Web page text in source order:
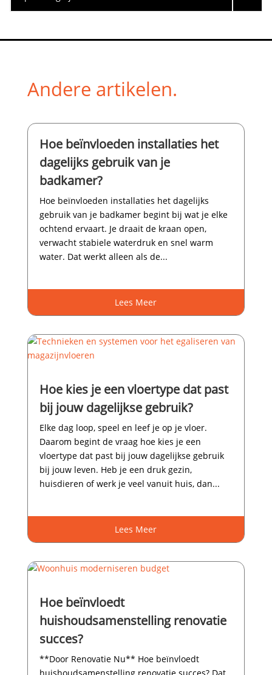
Andere artikelen.
Hoe beïnvloeden installaties het
dagelijks gebruik van je
badkamer?
Hoe beïnvloeden installaties het dagelijks
gebruik van je badkamer begint bij wat je elke
ochtend ervaart.​ Je draait de kraan open,
verwacht stabiele waterdruk en snel warm
water.​ Dat werkt alleen als de...
Lees Meer
Hoe kies je een vloertype dat past
bij jouw dagelijkse gebruik?
Elke dag loop, speel en leef je op je vloer.​
Daarom begint de vraag hoe kies je een
vloertype dat past bij jouw dagelijkse gebruik
bij jouw leven.​ Heb je een druk gezin,
huisdieren of werk je veel vanuit huis, dan...
Lees Meer
Hoe beïnvloedt
huishoudsamenstelling renovatie
succes?
**Door Renovatie Nu** Hoe beïnvloedt
huishoudsamenstelling renovatie succes? Dat